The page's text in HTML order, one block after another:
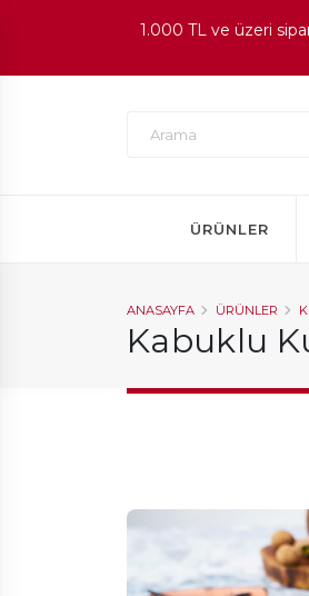
1.000 TL ve üzeri
En beğenilen
ÜRÜNLER
ANASAYFA ÜRÜNLER
Kabuklu